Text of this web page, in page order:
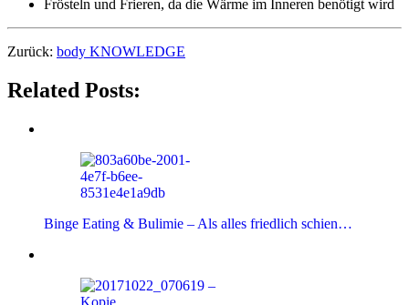
Frösteln und Frieren, da die Wärme im Inneren benötigt wird
Zurück: body KNOWLEDGE
Related Posts:
Binge Eating & Bulimie – Als alles friedlich schien…